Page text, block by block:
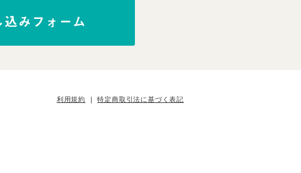
利用規約 ｜特定商取引法に基づく表記